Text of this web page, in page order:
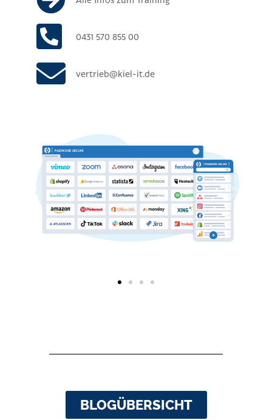
0431 570 855 00
vertrieb@kiel-it.de
BLOGÜBERSICHT